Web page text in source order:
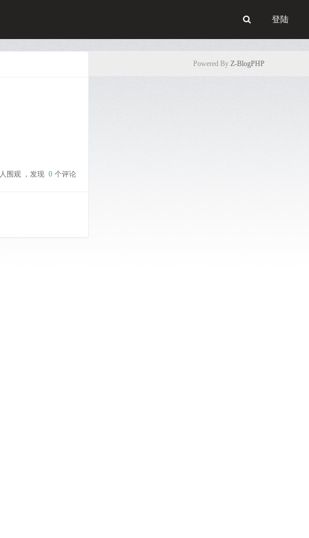
登陆
人围观 ，发现 0 个评论
Powered By Z-BlogPHP